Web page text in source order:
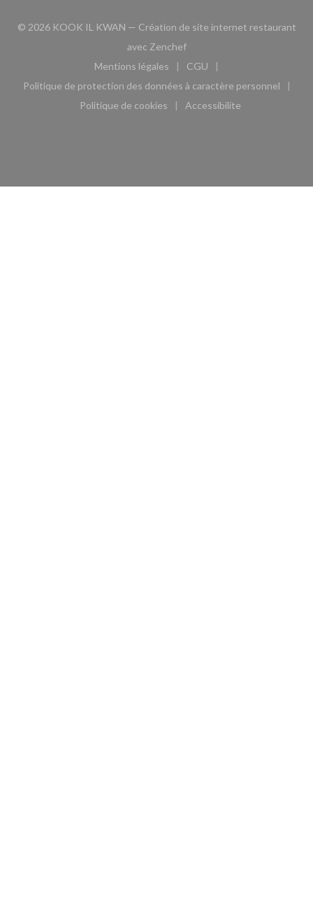
© 2026 KOOK IL KWAN — Création de site internet restaurant
avec Zenchef((ouvre une nouvelle
Mentions légales
((ouvre une nouvelle fenêtre))
CGU
((ouvre une nouvelle
Politique de protection des données à caractère personnel
((ouvre une nouvelle fenêtre))
Politique de cookies
((ouvre une nouvelle fenêtre))
Accessibilite